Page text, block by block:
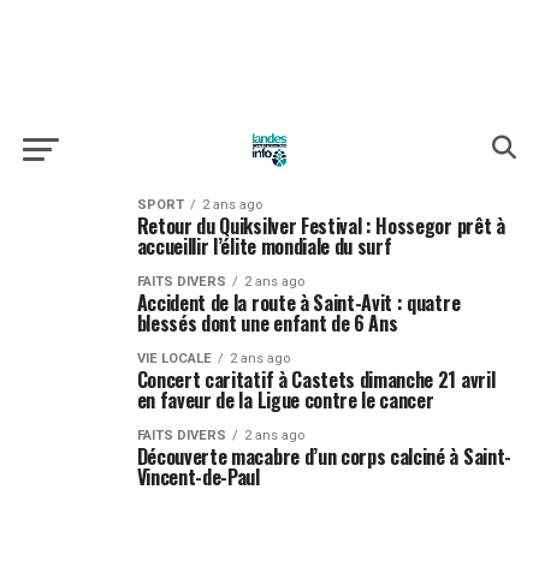
SPORT 2 ans ago
Retour du Quiksilver Festival : Hossegor prêt à
accueillir l’élite mondiale du surf
FAITS DIVERS 2 ans ago
Accident de la route à Saint-Avit : quatre
blessés dont une enfant de 6 Ans
VIE LOCALE 2 ans ago
Concert caritatif à Castets dimanche 21 avril
en faveur de la Ligue contre le cancer
FAITS DIVERS 2 ans ago
Découverte macabre d’un corps calciné à Saint-
Vincent-de-Paul